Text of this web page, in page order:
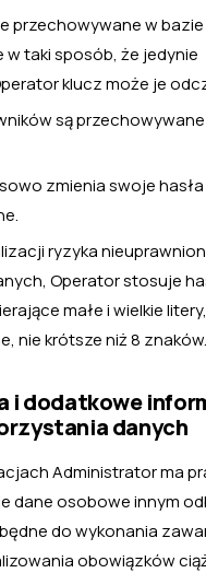
przechowywane w
taki sposób, że jedynie
klucz może je
są
zmienia swoje hasła
ryzyka
Operator stosuje
małe i wielkie
nie krótsze niż 8 znaków.
i dodatkowe
danych
Administrator ma
dane osobowe innym
do wykonania
obowiązków